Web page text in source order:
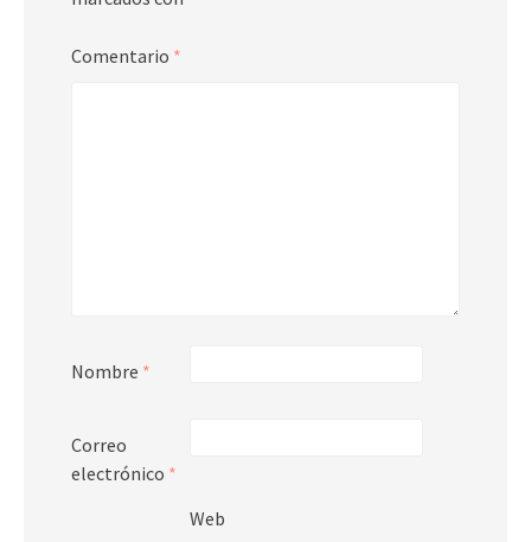
Comentario *
Nombre *
Correo
electrónico *
Web